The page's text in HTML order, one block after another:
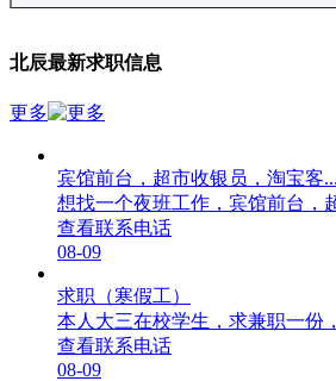
北辰最新求职信息
更多
宾馆前台，超市收银员，淘宝客...
想找一个夜班工作，宾馆前台，
查看联系电话
08-09
求职（寒假工）
本人大三在校学生，求兼职一份
查看联系电话
08-09